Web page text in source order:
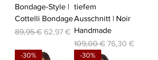
Bondage-Style |
Cottelli Bondage
Standardpreis
89,95 € Sale-Preis
62,97 €
tiefem
Ausschnitt | Noir
Handmade
Standardpreis
109,00 € Sale-Preis
76,30 €
-30% -30%